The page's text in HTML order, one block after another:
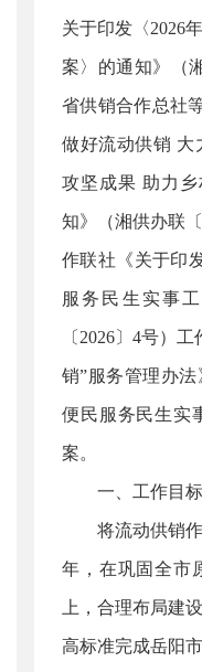
关于印发〈2026
案〉的通知》（
省供销合作总社
做好流动供销 大
攻坚成果 助力
知》（湘供办联
作联社《关于印
服务民生实事
〔2026〕4号）
销”服务管理办
便民服务民生实
案。
一、工作目标
将流动供销作
年，在巩固全市
上，合理布局建
高标准完成岳阳